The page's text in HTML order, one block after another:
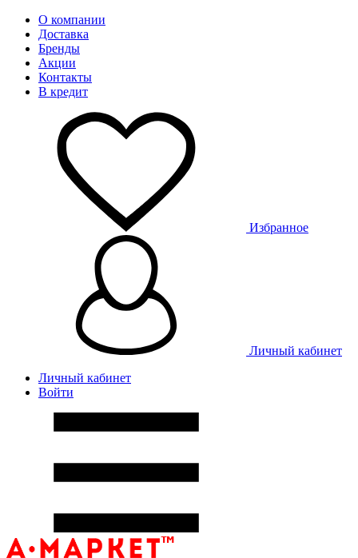
О компании
Доставка
Бренды
Акции
Контакты
В кредит
Избранное
Личный кабинет
Личный кабинет
Войти